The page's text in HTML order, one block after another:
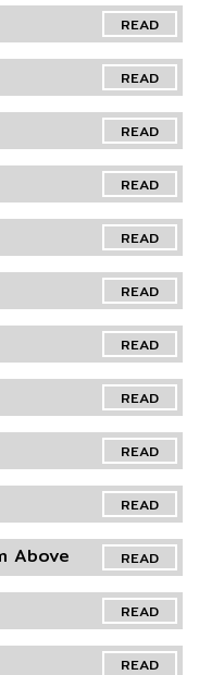
READ
READ
READ
READ
READ
READ
READ
READ
READ
READ
READ
Above
READ
READ